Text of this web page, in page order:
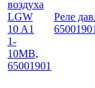
Реле
65001901